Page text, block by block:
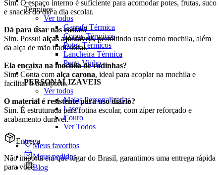
Térmicos
Ver todos
Garrafa Térmica
Copos Térmicos
Potes Térmicos
Lancheira Térmica
Porta Vinho
PERSONALIZÁVEIS
Ver todos
Malas Personalizadas
Laser
Couro
Ver Todos
Meus favoritos
Meus pedidos
Blog
Sim. O espaço interno é suficiente para acomodar potes, frutas, suco
e snacks do dia a dia escolar.
Dá para usar nas costas?
Sim. Possui alças ajustáveis, permitindo usar como mochila, além
da alça de mão tradicional.
Ela encaixa na mochila de rodinhas?
Sim. Conta com alça carona, ideal para acoplar na mochila e
facilitar o transporte.
O material é resistente para uso diário?
Sim. É estruturada para rotina escolar, com zíper reforçado e
acabamento durável.
Entrega
Não importa em que lugar do Brasil, garantimos uma entrega rápida
para você